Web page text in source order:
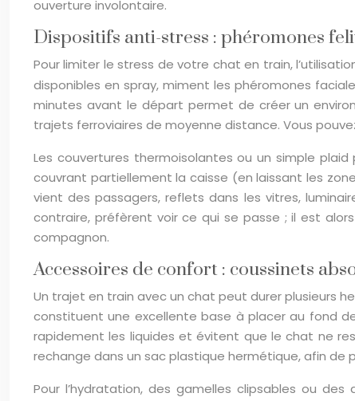
ouverture involontaire.
Dispositifs anti-stress : phéromones
Pour limiter le stress de votre chat en train,
disponibles en spray, miment les phéromones
minutes avant le départ permet de créer un
trajets ferroviaires de moyenne distance. Vous
Les couvertures thermoisolantes ou un simple
couvrant partiellement la caisse (en laissant les
vient des passagers, reflets dans les vitres,
contraire, préfèrent voir ce qui se passe ; il est
compagnon.
Accessoires de confort : coussinets
Un trajet en train avec un chat peut durer plusieurs
constituent une excellente base à placer au fond
rapidement les liquides et évitent que le chat ne
rechange dans un sac plastique hermétique, afin de
Pour l’hydratation, des gamelles clipsables ou